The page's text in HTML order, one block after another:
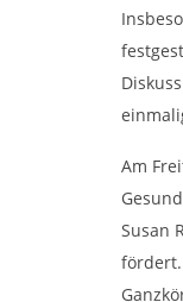
Am
Susan